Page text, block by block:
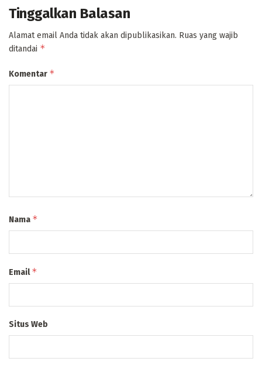
Tinggalkan Balasan
Alamat email Anda tidak akan dipublikasikan. Ruas yang wajib
ditandai *
Komentar *
Nama *
Email*
Situs Web